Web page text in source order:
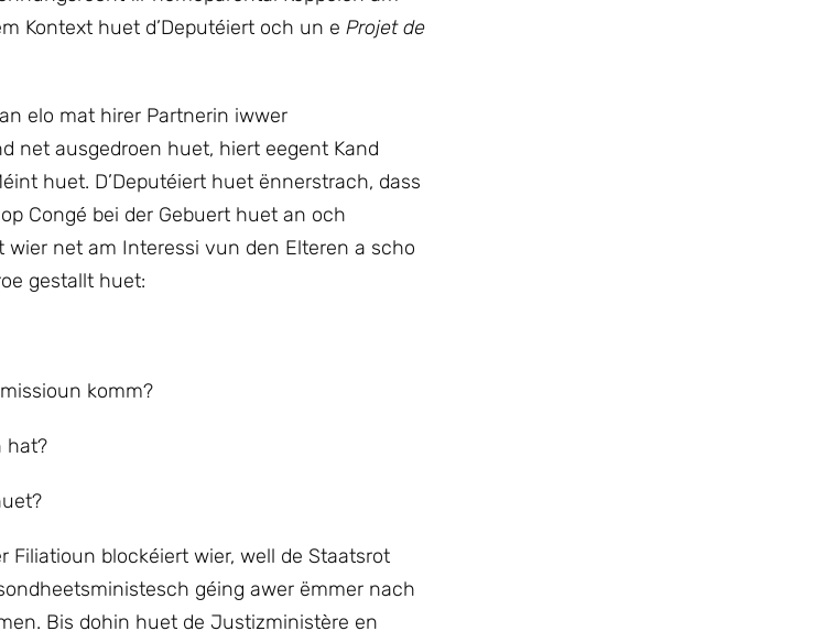
Kontext huet d’Deputéiert och un e Projet de
elo mat hirer Partnerin iwwer
net ausgedroen huet, hiert eegent Kand
huet. D’Deputéiert huet ënnerstrach, dass
Congé bei der Gebuert huet an och
wier net am Interessi vun den Elteren a scho
gestallt huet:
komm?
hat?
Filiatioun blockéiert wier, well de Staatsrot
géing awer ëmmer nach
Bis dohin huet de Justizministère en